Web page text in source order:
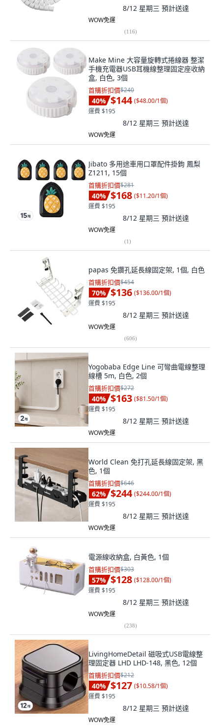
8/12 星期三 預計送達
WOW免運
(116)
Make Mine 大容量旋轉式捲線器 整潔
手機充電器USB耳機線整理固定座收納
盒, 白色, 3個
首購折扣價$240
40% $144 ($48.00/1個)
運費 $195
8/12 星期三 預計送達
WOW免運
Jibato 多用途車用口罩配件掛鉤 鳳梨
Z1211, 15個
首購折扣價$281
40% $168 ($11.20/1個)
運費 $195
8/12 星期三 預計送達
WOW免運
(1)
papas 免鑽孔延長線固定架, 1個, 白色
首購折扣價$454
70% $136 ($136.00/1個)
運費 $195
8/12 星期三 預計送達
WOW免運
(606)
Yogobaba Edge Line 可彎曲電線整理
線槽 5m, 白色, 2個
首購折扣價$272
40% $163 ($81.50/1個)
運費 $195
8/12 星期三 預計送達
WOW免運
World Clean 免打孔延長線固定架, 黑
色, 1個
首購折扣價$646
62% $244 ($244.00/1個)
運費 $195
8/12 星期三 預計送達
WOW免運
電源線收納盒, 白黃色, 1個
首購折扣價$303
57% $128 ($128.00/1個)
運費 $195
8/12 星期三 預計送達
WOW免運
(238)
LivingHomeDetail 磁吸式USB電線整
理固定器 LHD LHD-148, 黑色, 12個
首購折扣價$212
40% $127 ($10.58/1個)
運費 $195
8/12 星期三 預計送達
WOW免運